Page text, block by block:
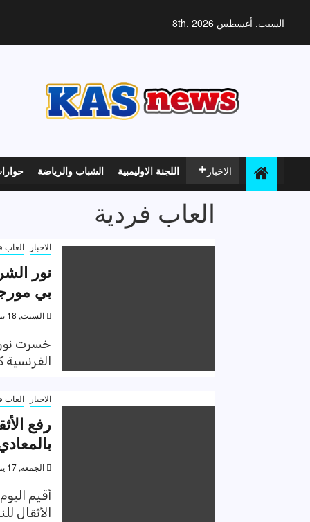
السبت. أغسطس 8th, 2026
الاخبار اللجنة الاوليمبية الشباب والرياضة
العاب فردية
الاخبار العاب
نور
بي
السبت, 18 يناير 2020, 1:34 ص
خسرت نور
الفرنسية
الاخبار العاب
رفع
الجمعة, 17 يناير 2020, 9:25 م
أقيم
الأثقال